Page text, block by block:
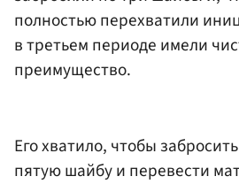
полностью перехватили
в третьем периоде имели
преимущество.
Его хватило, чтобы
пятую шайбу и перевести